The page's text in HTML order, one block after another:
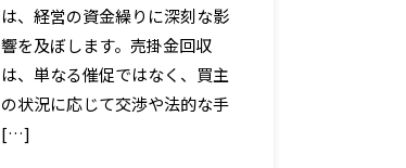
は、経営の資金繰りに深刻な影
響を及ぼします。売掛金回収
は、単なる催促ではなく、買主
の状況に応じて交渉や法的な手
[…]